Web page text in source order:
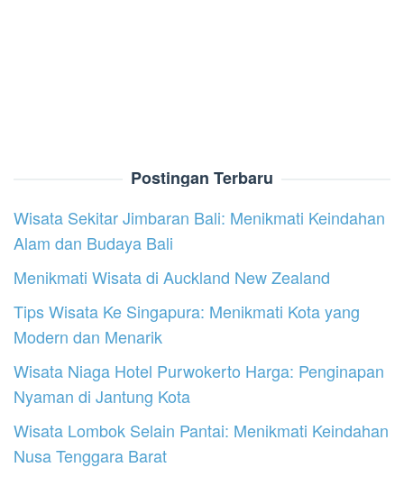
Postingan Terbaru
Wisata Sekitar Jimbaran Bali: Menikmati Keindahan
Alam dan Budaya Bali
Menikmati Wisata di Auckland New Zealand
Tips Wisata Ke Singapura: Menikmati Kota yang
Modern dan Menarik
Wisata Niaga Hotel Purwokerto Harga: Penginapan
Nyaman di Jantung Kota
Wisata Lombok Selain Pantai: Menikmati Keindahan
Nusa Tenggara Barat